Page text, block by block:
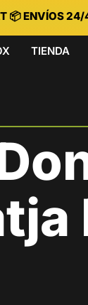
📦 ENVÍOS
TIENDA